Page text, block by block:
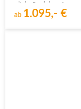
ab 1.095,- €